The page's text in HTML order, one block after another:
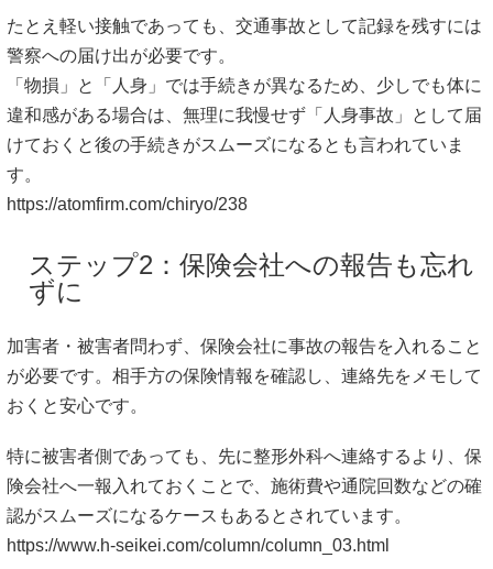
たとえ軽い接触であっても、交通事故として記録を残すには
警察への届け出が必要です。
「物損」と「人身」では手続きが異なるため、少しでも体に
違和感がある場合は、無理に我慢せず「人身事故」として届
けておくと後の手続きがスムーズになるとも言われていま
す。
https://atomfirm.com/chiryo/238
ステップ2：保険会社への報告も忘れ
ずに
加害者・被害者問わず、保険会社に事故の報告を入れること
が必要です。相手方の保険情報を確認し、連絡先をメモして
おくと安心です。
特に被害者側であっても、先に整形外科へ連絡するより、保
険会社へ一報入れておくことで、施術費や通院回数などの確
認がスムーズになるケースもあるとされています。
https://www.h-seikei.com/column/column_03.html